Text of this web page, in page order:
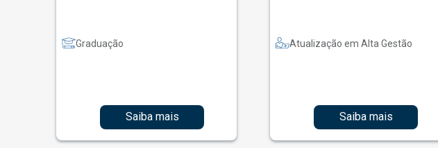
Graduação
Saiba mais
Atualização em Alta Gestão
Saiba mais